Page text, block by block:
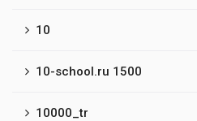
10
10-school.ru 1500
10000_tr